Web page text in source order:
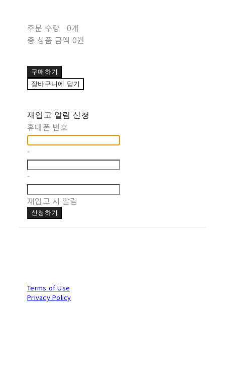
주문 수량
0개
총 상품 금액 0원
구매하기
장바구니에 담기
재입고 알림 신청
휴대폰 번호
-
-
재입고 시 알림
신청하기
Terms of Use
Privacy Policy